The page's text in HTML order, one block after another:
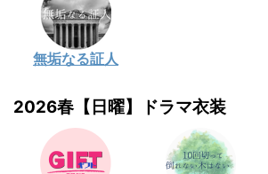
無垢なる証人
2026春【日曜】ドラマ衣装